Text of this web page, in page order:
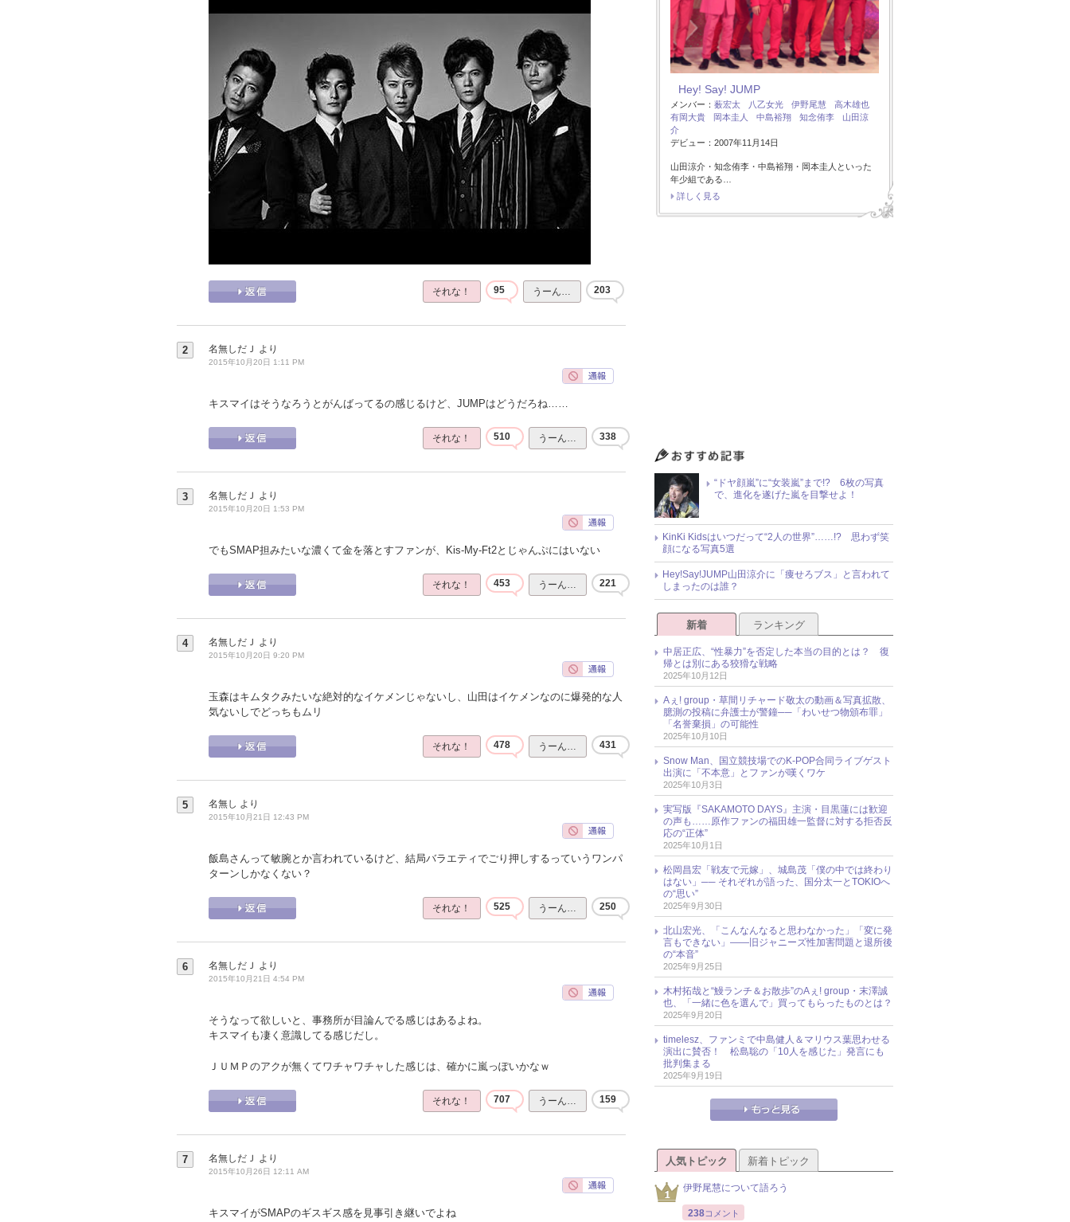
それな！ 95 うーん… 203
2 名無しだＪ より
2015年10月20日 1:11 PM
キスマイはそうなろうとがんばってるの感じるけど、JUMPはどうだろね……
それな！ 510 うーん… 338
3 名無しだＪ より
2015年10月20日 1:53 PM
でもSMAP担みたいな濃くて金を落とすファンが、Kis-My-Ft2とじゃんぷにはいない
それな！ 453 うーん… 221
4 名無しだＪ より
2015年10月20日 9:20 PM
玉森はキムタクみたいな絶対的なイケメンじゃないし、山田はイケメンなのに爆発的な人
気ないしでどっちもムリ
それな！ 478 うーん… 431
5 名無し より
2015年10月21日 12:43 PM
飯島さんって敏腕とか言われているけど、結局バラエティでごり押しするっていうワンパ
ターンしかなくない？
それな！ 525 うーん… 250
6 名無しだＪ より
2015年10月21日 4:54 PM
そうなって欲しいと、事務所が目論んでる感じはあるよね。
キスマイも凄く意識してる感じだし。
ＪＵＭＰのアクが無くてワチャワチャした感じは、確かに嵐っぽいかなｗ
それな！ 707 うーん… 159
7 名無しだＪ より
2015年10月26日 12:11 AM
キスマイがSMAPのギスギス感を見事引き継いでよね
Hey! Say! JUMP
メンバー： 薮宏太 八乙女光 伊野尾慧
高木雄也
有岡大貴
岡本圭人 中島裕翔 知念侑李
山田涼
介
デビュー：2007年11月14日
山田涼介・知念侑李・中島裕翔・岡本圭人といった
年少組である…
詳しく見る
“ドヤ顔嵐”に“女装嵐”まで!? 6枚の写真
で、進化を遂げた嵐を目撃せよ！
KinKi Kidsはいつだって“2人の世界”……!? 思わず笑
顔になる写真5選
Hey!Say!JUMP山田涼介に「痩せろブス」と言われて
しまったのは誰？
新着 ランキング
中居正広、“性暴力”を否定した本当の目的とは？ 復
帰とは別にある狡猾な戦略
2025年10月12日
Aぇ! group・草間リチャード敬太の動画＆写真拡散、
臆測の投稿に弁護士が警鐘──「わいせつ物頒布罪」
「名誉棄損」の可能性
2025年10月10日
Snow Man、国立競技場でのK-POP合同ライブゲスト
出演に「不本意」とファンが嘆くワケ
2025年10月3日
実写版『SAKAMOTO DAYS』主演・目黒蓮には歓迎
の声も……原作ファンの福田雄一監督に対する拒否反
応の“正体”
2025年10月1日
松岡昌宏「戦友で元嫁」、城島茂「僕の中では終わり
はない」── それぞれが語った、国分太一とTOKIOへ
の“思い”
2025年9月30日
北山宏光、「こんなんなると思わなかった」「変に発
言もできない」――旧ジャニーズ性加害問題と退所後
の“本音”
2025年9月25日
木村拓哉と“鰻ランチ＆お散歩”のAぇ! group・末澤誠
也、「一緒に色を選んで」買ってもらったものとは？
2025年9月20日
timelesz、ファンミで中島健人＆マリウス葉思わせる
演出に賛否！ 松島聡の「10人を感じた」発言にも
批判集まる
2025年9月19日
人気トピック 新着トピック
伊野尾慧について語ろう
238コメント